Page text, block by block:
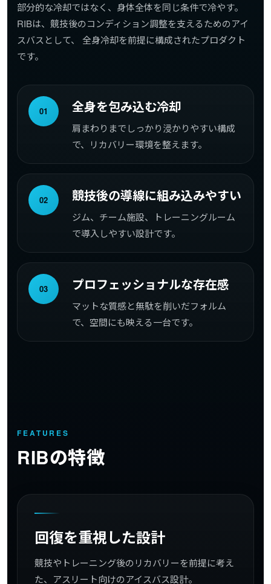
部分的な冷却ではなく、身体全体を同じ条件で冷やす。
RIBは、競技後のコンディション調整を支えるためのアイ
スバスとして、 全身冷却を前提に構成されたプロダクト
です。
01 全身を包み込む冷却
肩まわりまでしっかり浸かりやすい構成
で、リカバリー環境を整えます。
02 競技後の導線に組み込みやすい
ジム、チーム施設、トレーニングルーム
で導入しやすい設計です。
03 プロフェッショナルな存在感
マットな質感と無駄を削いだフォルム
で、空間にも映える一台です。
FEATURES
RIBの特徴
回復を重視した設計
競技やトレーニング後のリカバリーを前提に考え
た、アスリート向けのアイスバス設計。